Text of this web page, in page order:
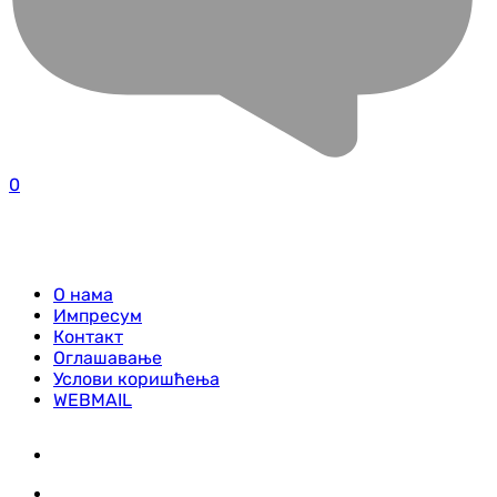
0
О нама
Импресум
Контакт
Оглашавање
Услови коришћења
WEBMAIL